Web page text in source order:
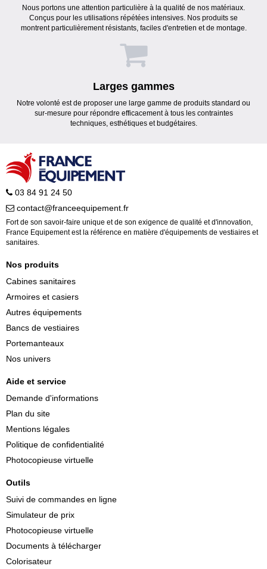
Nous portons une attention particulière à la qualité de nos matériaux.
Conçus pour les utilisations répétées intensives. Nos produits se
montrent particulièrement résistants, faciles d'entretien et de montage.
Larges gammes
Notre volonté est de proposer une large gamme de produits standard ou
sur-mesure pour répondre efficacement à tous les contraintes
techniques, esthétiques et budgétaires.
03 84 91 24 50
contact@franceequipement.fr
Fort de son savoir-faire unique et de son exigence de qualité et d'innovation,
France Equipement est la référence en matière d'équipements de vestiaires et
sanitaires.
Nos produits
Cabines sanitaires
Armoires et casiers
Autres équipements
Bancs de vestiaires
Portemanteaux
Nos univers
Aide et service
Demande d'informations
Plan du site
Mentions légales
Politique de confidentialité
Photocopieuse virtuelle
Outils
Suivi de commandes en ligne
Simulateur de prix
Photocopieuse virtuelle
Documents à télécharger
Colorisateur